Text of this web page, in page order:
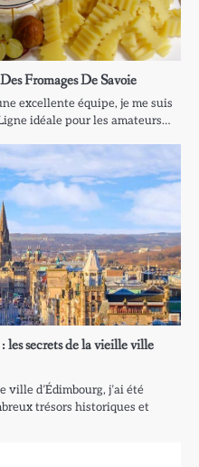
Fromages De Savoie
excellente équipe, je me suis
idéale pour les amateurs…
secrets de la vieille ville
ville d’Édimbourg, j’ai été
trésors historiques et